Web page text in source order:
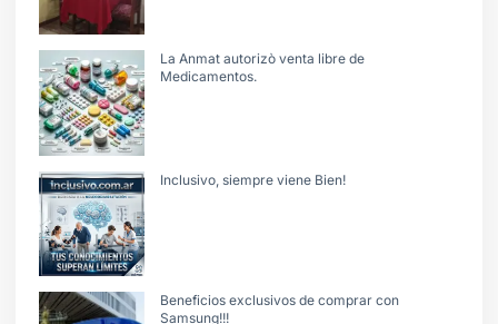
La Anmat autorizò venta libre de
Medicamentos.
Inclusivo, siempre viene Bien!
Beneficios exclusivos de comprar con
Samsung!!!